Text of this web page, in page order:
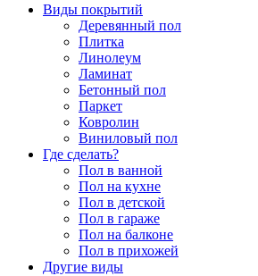
Виды покрытий
Деревянный пол
Плитка
Линолеум
Ламинат
Бетонный пол
Паркет
Ковролин
Виниловый пол
Где сделать?
Пол в ванной
Пол на кухне
Пол в детской
Пол в гараже
Пол на балконе
Пол в прихожей
Другие виды